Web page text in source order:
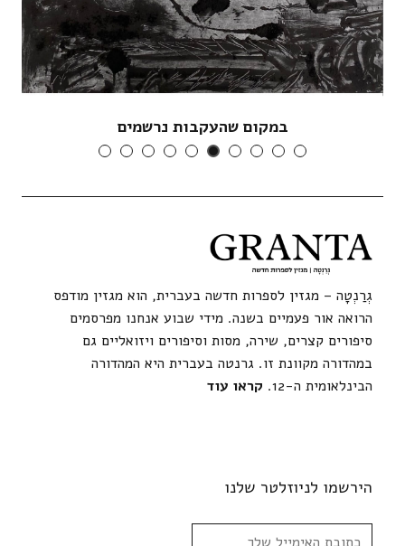
במקום שהעקבות נרשמים
גְרַנְטָה – מגזין לספרות חדשה בעברית, הוא מגזין מודפס
הרואה אור פעמיים בשנה. מידי שבוע אנחנו מפרסמים
סיפורים קצרים, שירה, מסות וסיפורים ויזואליים גם
במהדורה מקוונת זו. גרנטה בעברית היא המהדורה
הבינלאומית ה-12.
קראו עוד
הירשמו לניוזלטר שלנו